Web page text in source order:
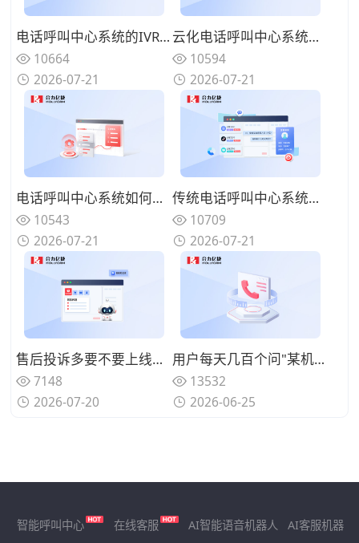
电话呼叫中心系统的IVR设计有哪些技巧？告别迷宫式菜单的用户友好设计
10664
2026-07-21
云化电话呼叫中心系统有哪些优势？告别硬件束缚的灵活部署模式
10594
2026-07-21
电话呼叫中心系统如何实现来电智能分配？路由策略优化坐席资源调配
10543
2026-07-21
传统电话呼叫中心系统面临哪些挑战？数字化转型的迫切性与路径
10709
2026-07-21
售后投诉多要不要上线呼叫中心系统？规范来电处理标准
7148
2026-07-20
用户每天几百个问"某机型回收多少钱"、人工查型号报价慢还漏单？用智能电话呼叫中心系统自动识别型号并实时报价
13532
2026-06-25
智能呼叫中心 在线客服 AI智能语音机器人
AI客服机器